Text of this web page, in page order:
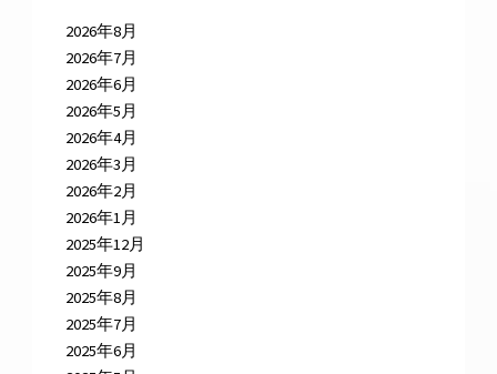
2026年8月
2026年7月
2026年6月
2026年5月
2026年4月
2026年3月
2026年2月
2026年1月
2025年12月
2025年9月
2025年8月
2025年7月
2025年6月